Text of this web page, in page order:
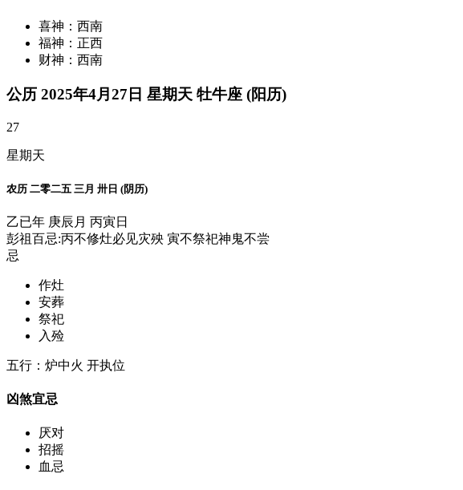
喜神：西南
福神：正西
财神：西南
公历 2025年4月27日 星期天 牡牛座 (阳历)
27
星期天
农历 二零二五 三月 卅日 (阴历)
乙已年 庚辰月 丙寅日
彭祖百忌:丙不修灶必见灾殃 寅不祭祀神鬼不尝
忌
作灶
安葬
祭祀
入殓
五行：炉中火 开执位
凶煞宜忌
厌对
招摇
血忌